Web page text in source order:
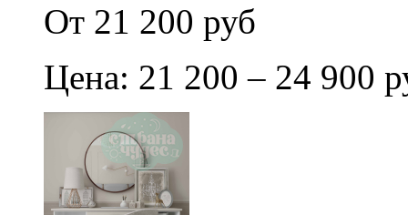
От 21 200 руб
Цена: 21 200 – 24 900